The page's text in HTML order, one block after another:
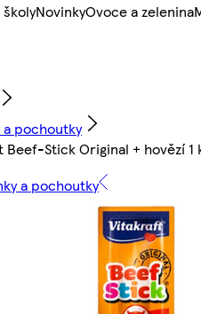
NovinkyOvoce a zelenina
a pochoutky
Stick Original + hovězí 1
a pochoutky